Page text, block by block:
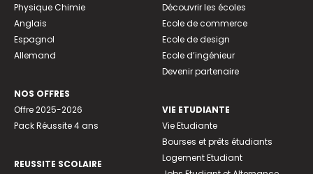
Physique Chimie
Anglais
Espagnol
Allemand
NOS OFFRES
Offre 2025-2026
Pack Réussite 4 ans
REUSSITE SCOLAIRE
Découvrir les écoles
Ecole de commerce
Ecole de design
Ecole d’ingénieur
Devenir partenaire
VIE ETUDIANTE
Vie Etudiante
Bourses et prêts étudiants
Logement Etudiant